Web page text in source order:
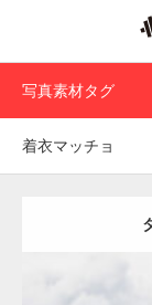
写真素材タグ
着衣マッチョ